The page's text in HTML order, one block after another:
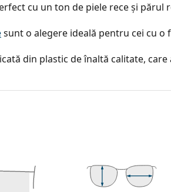
cu un ton de piele rece și părul
sunt o alegere ideală pentru cei cu o
din plastic de înaltă calitate,
fără a afecta contrastul sau a
nuanță din partea de sus
de jos asigură o vizibilitate
în spațiu și este ideal pentru
jos a lentilelor, reducând în